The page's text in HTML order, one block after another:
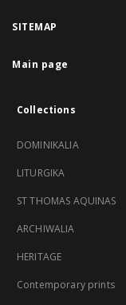
SITEMAP
Main page
Collections
DOMINIKALIA
LITURGIKA
ST THOMAS AQUINAS
ARCHIWALIA
HERITAGE
Contemporary prints